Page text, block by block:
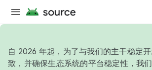
自 2026 年起，为了与我们的主干稳定
致，并确保生态系统的平台稳定性，我